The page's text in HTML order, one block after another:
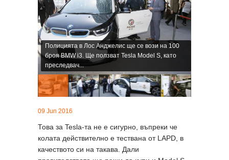
Полицията в Лос Анджелис ще се вози на 100
броя BMW i3. Ще ползват Tesla Model S, като
преследвач...
09 Jun 2016
Това за Tesla-та не е сигурно, въпреки че
колата действително е тествана от LAPD, в
качеството си на такава. Дали